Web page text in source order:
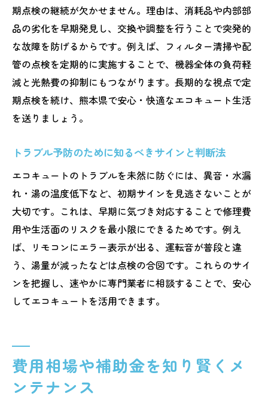
期点検の継続が欠かせません。理由は、消耗品や内部部
品の劣化を早期発見し、交換や調整を行うことで突発的
な故障を防げるからです。例えば、フィルター清掃や配
管の点検を定期的に実施することで、機器全体の負荷軽
減と光熱費の抑制にもつながります。長期的な視点で定
期点検を続け、熊本県で安心・快適なエコキュート生活
を送りましょう。
トラブル予防のために知るべきサインと判断法
エコキュートのトラブルを未然に防ぐには、異音・水漏
れ・湯の温度低下など、初期サインを見逃さないことが
大切です。これは、早期に気づき対応することで修理費
用や生活面のリスクを最小限にできるためです。例え
ば、リモコンにエラー表示が出る、運転音が普段と違
う、湯量が減ったなどは点検の合図です。これらのサイ
ンを把握し、速やかに専門業者に相談することで、安心
してエコキュートを活用できます。
費用相場や補助金を知り賢くメ
ンテナンス